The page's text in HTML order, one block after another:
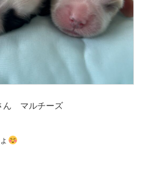
ん マルチーズ